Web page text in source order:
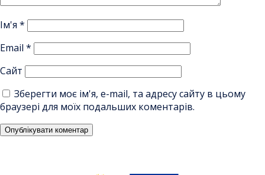
Ім'я *
Email *
Сайт
Зберегти моє ім'я, e-mail, та адресу сайту в цьому
браузері для моїх подальших коментарів.